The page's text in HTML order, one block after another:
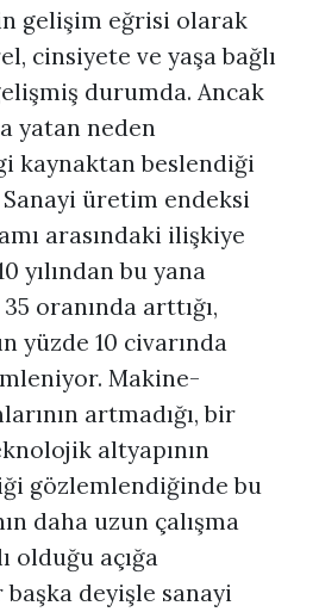
gelişim eğrisi olarak
cinsiyete ve yaşa bağlı
durumda. Ancak
yatan neden
kaynaktan beslendiği
üretim endeksi
arasındaki ilişkiye
yılından bu yana
oranında arttığı,
yüzde 10 civarında
Makine-
artmadığı, bir
altyapının
gözlemlendiğinde bu
daha uzun çalışma
olduğu açığa
başka deyişle sanayi